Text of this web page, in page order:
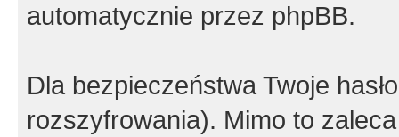
automatycznie przez phpBB.
Dla bezpieczeństwa Twoje
rozszyfrowania). Mimo to